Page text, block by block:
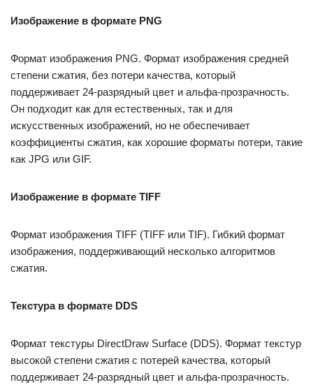
Изображение в формате PNG
Формат изображения PNG. Формат изображения средней
степени сжатия, без потери качества, который
поддерживает 24-разрядный цвет и альфа-прозрачность.
Он подходит как для естественных, так и для
искусственных изображений, но не обеспечивает
коэффициенты сжатия, как хорошие форматы потери, такие
как JPG или GIF.
Изображение в формате TIFF
Формат изображения TIFF (TIFF или TIF). Гибкий формат
изображения, поддерживающий несколько алгоритмов
сжатия.
Текстура в формате DDS
Формат текстуры DirectDraw Surface (DDS). Формат текстур
высокой степени сжатия с потерей качества, который
поддерживает 24-разрядный цвет и альфа-прозрачность.